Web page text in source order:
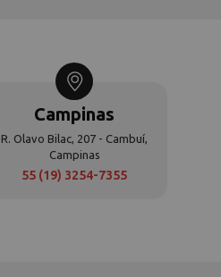
Campinas
R. Olavo Bilac, 207 - Cambuí,
Campinas
55 (19) 3254-7355